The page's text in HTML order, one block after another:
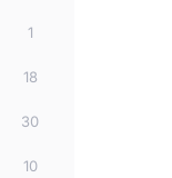
90
13
4
4
1
18
30
10